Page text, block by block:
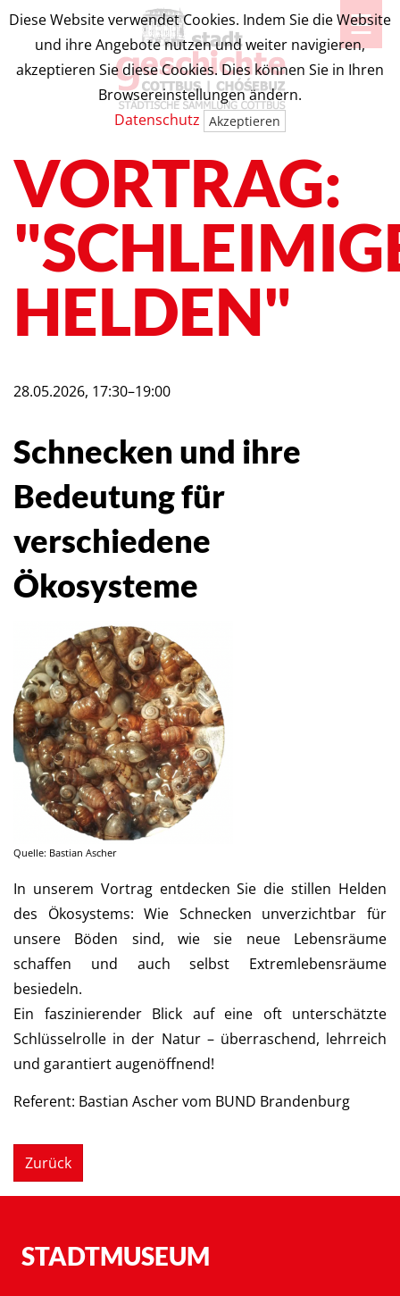
Diese Website verwendet Cookies. Indem Sie die Website
und ihre Angebote nutzen und weiter navigieren,
akzeptieren Sie diese Cookies. Dies können Sie in Ihren
Browsereinstellungen ändern.
Datenschutz Akzeptieren
☰
VORTRAG:
HELDEN"
28.05.2026, 17:30–19:00
Schnecken und ihre
Bedeutung für
verschiedene
Ökosysteme
Quelle: Bastian Ascher
In unserem Vortrag entdecken Sie die stillen Helden
des Ökosystems: Wie Schnecken unverzichtbar für
unsere Böden sind, wie sie neue Lebensräume
schaffen und auch selbst Extremlebensräume
besiedeln.
Ein faszinierender Blick auf eine oft unterschätzte
Schlüsselrolle in der Natur – überraschend, lehrreich
und garantiert augenöffnend!
Referent: Bastian Ascher vom BUND Brandenburg
Zurück
STADTMUSEUM